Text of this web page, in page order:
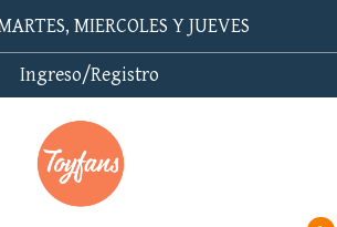
MIERCOLES Y JUEVES
Ingreso/Registro